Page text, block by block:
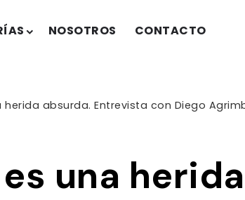
NOSOTROS CONTACTO
herida absurda. Entrevista con Diego
una